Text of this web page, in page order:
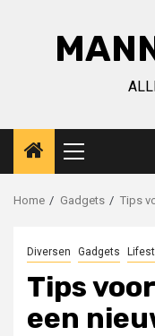
Primair
menu
Home Gadgets Tips
Diversen Gadgets
Tips
een